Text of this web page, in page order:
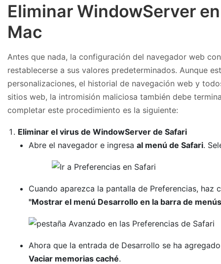
Eliminar WindowServer
Mac
Antes que nada, la configuración del navegador web
restablecerse a sus valores predeterminados. Aunque
personalizaciones, el historial de navegación web y
sitios web, la intromisión maliciosa también debe
completar este procedimiento es la siguiente:
Eliminar el virus de WindowServer de Safari
Abre el navegador e ingresa al menú de Safari.
Cuando aparezca la pantalla de Preferencias, haz
"Mostrar el menú Desarrollo en la barra de
Ahora que la entrada de Desarrollo se ha
Vaciar memorias caché.